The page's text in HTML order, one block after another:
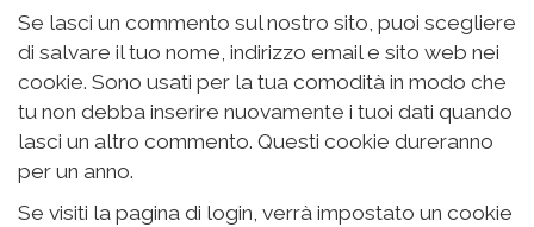
Se lasci un commento sul nostro sito, puoi scegliere
di salvare il tuo nome, indirizzo email e sito web nei
cookie. Sono usati per la tua comodità in modo che
tu non debba inserire nuovamente i tuoi dati quando
lasci un altro commento. Questi cookie dureranno
per un anno.
Se visiti la pagina di login, verrà impostato un cookie